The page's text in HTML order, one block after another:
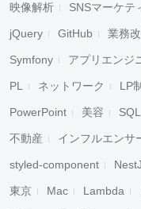
映像解析 SNSマーケテ
jQuery GitHub 業務
Symfony アプリエンジ
PL ネットワーク LP
PowerPoint 美容 SQL
不動産 インフルエンサ
styled-component
東京 Mac Lambda